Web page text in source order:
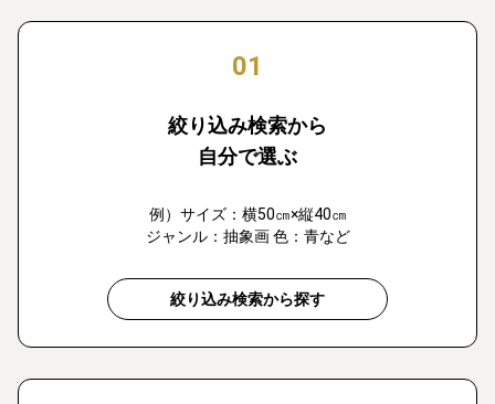
01
絞り込み検索から
自分で選ぶ
例）サイズ：横50㎝×縦40㎝
ジャンル：抽象画 色：青など
絞り込み検索から探す